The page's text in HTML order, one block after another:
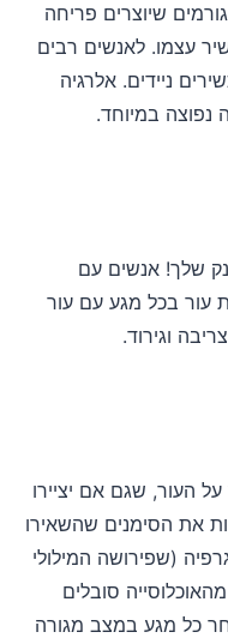
שיוצרים פריחה
עצמו. לאנשים רבים
ניידים. אלרגיה
נפוצה במיוחד.
שלך! אנשים עם
עור בכל מגע עם עור
וגירוד.
העור, שגם אם יציירו
את הסימנים שהשאירו
(שפירושה המילולי
סובלים
כל מגע במצב מגורה